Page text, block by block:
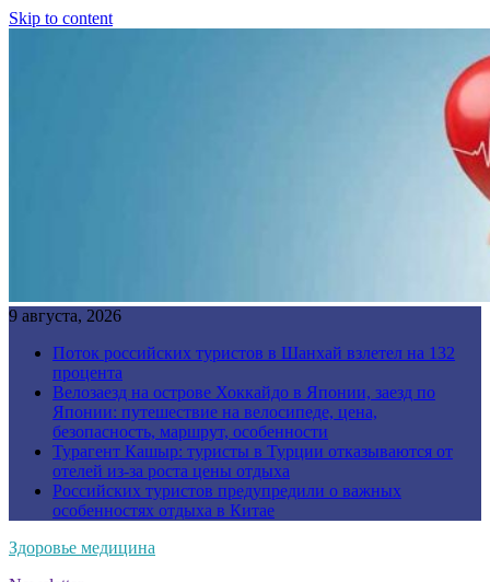
Skip to content
9 августа, 2026
Поток российских туристов в Шанхай взлетел на 132
процента
Велозаезд на острове Хоккайдо в Японии, заезд по
Японии: путешествие на велосипеде, цена,
безопасность, маршрут, особенности
Турагент Кашыр: туристы в Турции отказываются от
отелей из-за роста цены отдыха
Российских туристов предупредили о важных
особенностях отдыха в Китае
Здоровье медицина